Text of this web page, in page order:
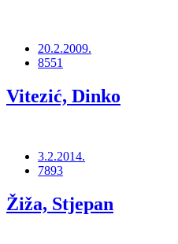
20.2.2009.
8551
Vitezić, Dinko
3.2.2014.
7893
Žiža, Stjepan